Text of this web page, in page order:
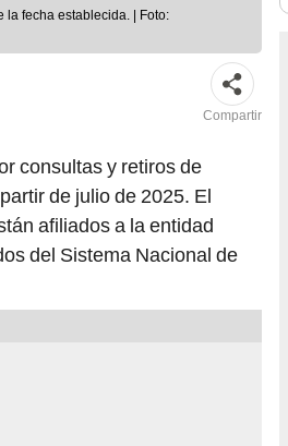
Compartir
consultas y retiros de
de julio de 2025. El
afiliados a la entidad
del Sistema Nacional de